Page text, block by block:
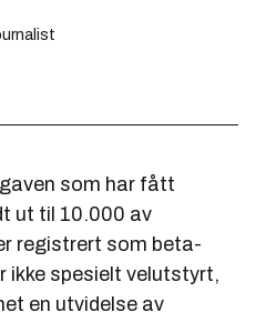
som har fått
ut til 10.000 av
registrert som beta-
ikke spesielt velutstyrt,
en utvidelse av